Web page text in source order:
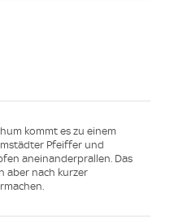
kommt es zu einem
Pfeiffer und
aneinanderprallen. Das
aber nach kurzer